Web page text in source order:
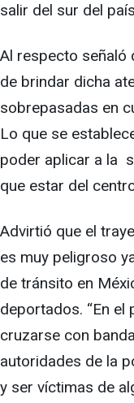
salir del sur del
Al respecto señaló
de brindar dicha
sobrepasadas en
Lo que se
poder aplicar a la
que estar del
Advirtió que el
es muy peligroso
de tránsito en
deportados. “En el
cruzarse con
autoridades de la
y ser víctimas de